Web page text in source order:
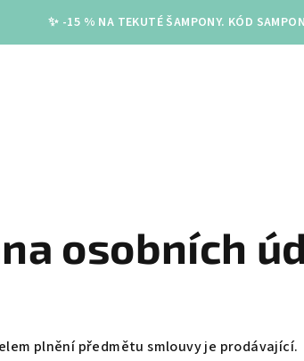
✨ -15 % NA TEKUTÉ ŠAMPONY. KÓD
osobních
plnění předmětu smlouvy je prodávající.